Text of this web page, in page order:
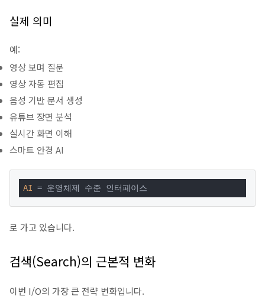
실제 의미
예:
영상 보며 질문
영상 자동 편집
음성 기반 문서 생성
유튜브 장면 분석
실시간 화면 이해
스마트 안경 AI
AI = 운영체제 수준 인터페이스
로 가고 있습니다.
검색(Search)의 근본적 변화
이번 I/O의 가장 큰 전략 변화입니다.